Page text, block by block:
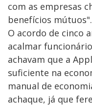
com as empresas
benefícios mútuos".
O acordo de cinco
acalmar
achavam que a
suficiente na
manual de
achaque, já que